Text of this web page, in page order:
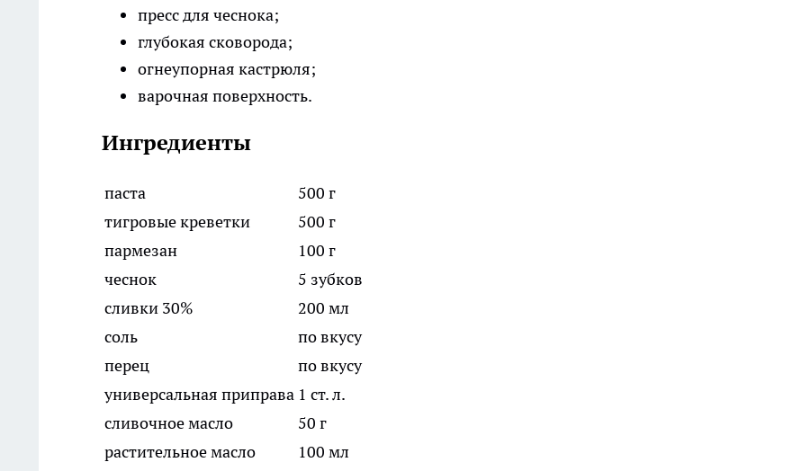
пресс для чеснока;
глубокая сковорода;
огнеупорная кастрюля;
варочная поверхность.
Ингредиенты
паста
500 г
тигровые креветки
500 г
пармезан
100 г
чеснок
5 зубков
сливки 30%
200 мл
соль
по вкусу
перец
по вкусу
универсальная приправа 1 ст. л.
сливочное масло
50 г
растительное масло
100 мл